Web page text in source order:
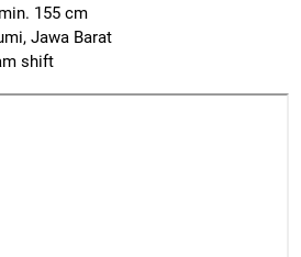
155 cm
Jawa Barat
shift